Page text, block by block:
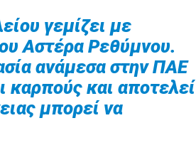
γεμίζει με
Αστέρα Ρεθύμνου.
ανάμεσα στην ΠΑΕ
και αποτελεί
μπορεί να